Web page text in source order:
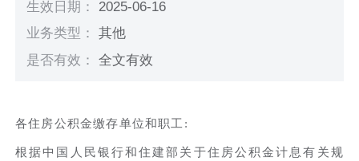
生效日期： 2025-06-16
业务类型：其他
是否有效：全文有效
各住房公积金缴存单位和职工:
根据中国人民银行和住建部关于住房公积金计息有关规